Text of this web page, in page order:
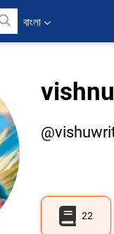
বাংলা
22